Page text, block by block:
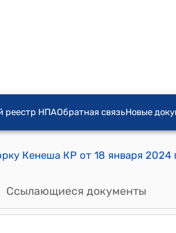
реестр НПАОбратная связьНовые
Ссылающиеся документы